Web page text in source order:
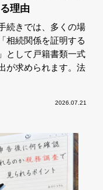
理由
続きでは、多くの場
相続関係を証明する
として戸籍書類一式
が求められます。法
2026.07.21